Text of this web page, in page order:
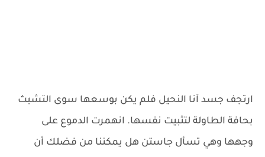
ارتجف جسد آنا النحيل فلم يكن بوسعها سوى التشبث
بحافة الطاولة لتثبيت نفسها. انهمرت الدموع على
وجهها وهي تسأل جاستن هل يمكننا من فضلك أن